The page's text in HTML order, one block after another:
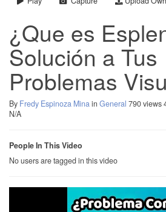
¿Que es
Solución a Tus
Problemas
By Fredy Espinoza Mina in General 790 views
N/A
People In This Video
No users are tagged in this video